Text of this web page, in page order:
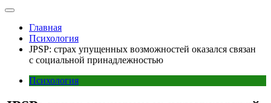
Главная
Психология
JPSP: страх упущенных возможностей оказался связан
с социальной принадлежностью
Психология